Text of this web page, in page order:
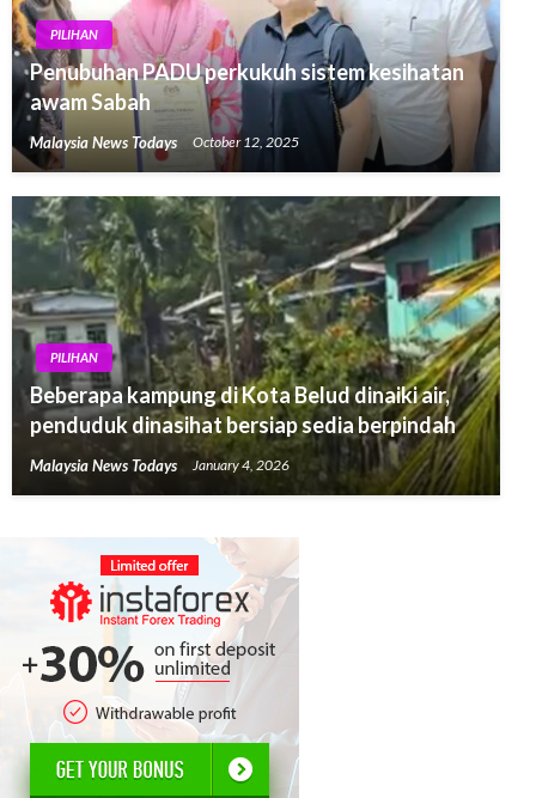
PILIHAN
Penubuhan PADU perkukuh sistem kesihatan
awam Sabah
Malaysia News Todays October 12, 2025
PILIHAN
Beberapa kampung di Kota Belud dinaiki air,
penduduk dinasihat bersiap sedia berpindah
Malaysia News Todays January 4, 2026